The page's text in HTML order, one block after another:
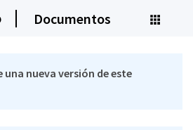
Documentos
una nueva versión de este